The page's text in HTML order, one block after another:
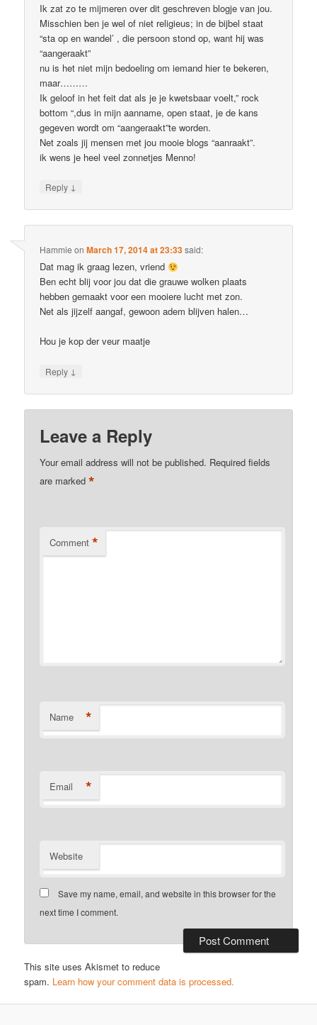
Ik zat zo te mijmeren over dit geschreven blogje van jou.
Misschien ben je wel of niet religieus; in de bijbel staat
“sta op en wandel’ , die persoon stond op, want hij was
“aangeraakt”
nu is het niet mijn bedoeling om iemand hier te bekeren,
maar………
Ik geloof in het feit dat als je je kwetsbaar voelt,” rock
bottom “,dus in mijn aanname, open staat, je de kans
gegeven wordt om “aangeraakt”te worden.
Net zoals jij mensen met jou mooie blogs “aanraakt”.
ik wens je heel veel zonnetjes Menno!
Reply ↓
Hammie onMarch 17, 2014 at 23:33said:
Dat mag ik graag lezen, vriend
Ben echt blij voor jou dat die grauwe wolken plaats
hebben gemaakt voor een mooiere lucht met zon.
Net als jijzelf aangaf, gewoon adem blijven halen…
Hou je kop der veur maatje
Reply ↓
Leave a Reply
Your email address will not be published. Required fields
are marked*
Comment *
Name *
Email *
Website
Save my name, email, and website in this browser for the
next time I comment.
This site uses Akismet to reduce
spam. Learn how your comment data is processed.